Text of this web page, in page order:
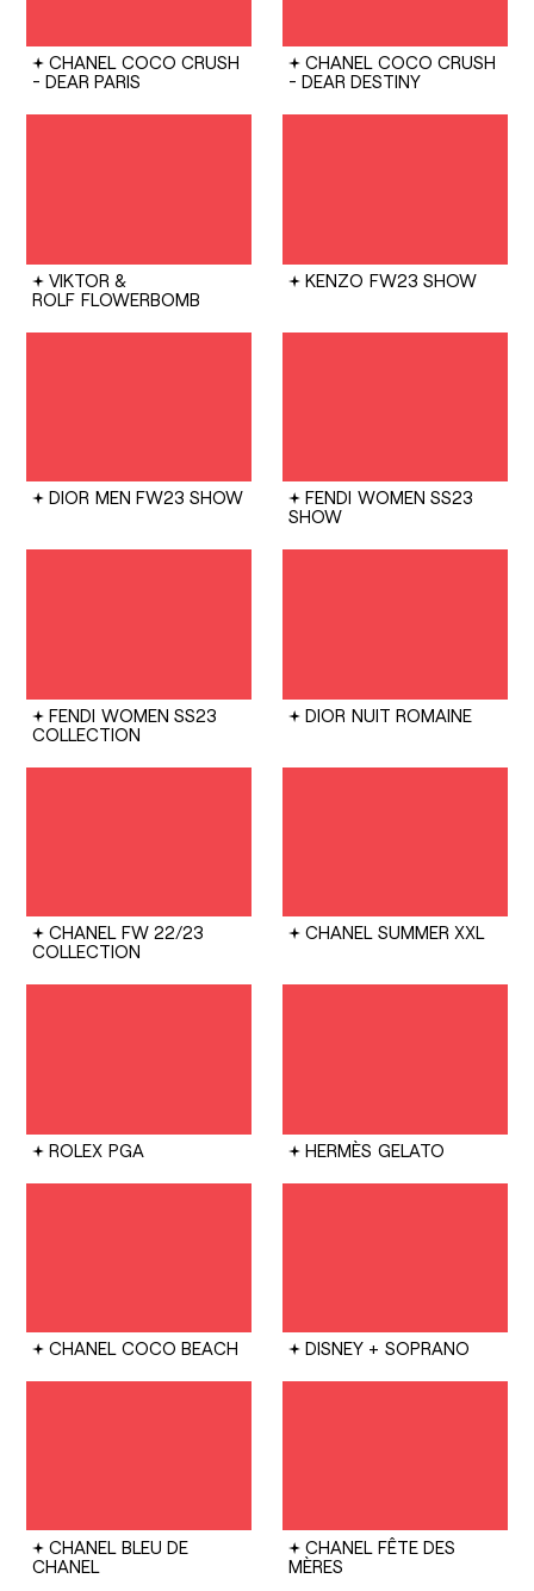
CHANEL COCO CRUSH
- DEAR PARIS
CHANEL COCO CRUSH
- DEAR DESTINY
VIKTOR &
ROLF FLOWERBOMB
KENZO FW23 SHOW
DIOR MEN FW23 SHOW FENDI WOMEN SS23
SHOW
FENDI WOMEN SS23
COLLECTION
DIOR NUIT ROMAINE
CHANEL FW 22/23
COLLECTION
CHANEL SUMMER XXL
ROLEX PGA HERMÈS GELATO
CHANEL COCO BEACH DISNEY + SOPRANO
CHANEL BLEU DE
CHANEL
CHANEL FÊTE DES
MÈRES